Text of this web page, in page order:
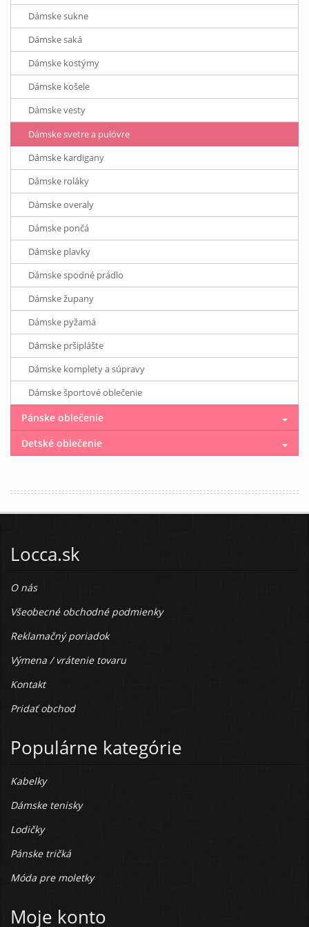
Dámske sukne
Dámske saká
Dámske kostýmy
Dámske košele
Dámske vesty
Dámske svetre a pulóvre
Dámske kardigany
Dámske roláky
Dámske overaly
Dámske pončá
Dámske plavky
Dámske spodné prádlo
Dámske župany
Dámske pyžamá
Dámske pršiplášte
Dámske komplety a súpravy
Dámske športové oblečenie
Pánske oblečenie
Detské oblečenie
Locca.sk
O nás
Všeobecné obchodné podmienky
Reklamačný poriadok
Výmena / vrátenie tovaru
Kontakt
Pridať obchod
Populárne kategórie
Kabelky
Dámske tenisky
Lodičky
Pánske tričká
Móda pre moletky
Moje konto